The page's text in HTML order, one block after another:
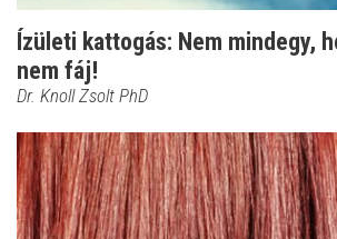
Ízületi kattogás: Nem mindegy,
nem fáj!
Dr. Knoll Zsolt PhD